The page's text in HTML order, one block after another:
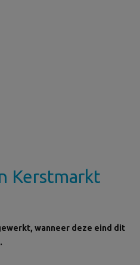
Kerstmarkt
wanneer deze eind dit